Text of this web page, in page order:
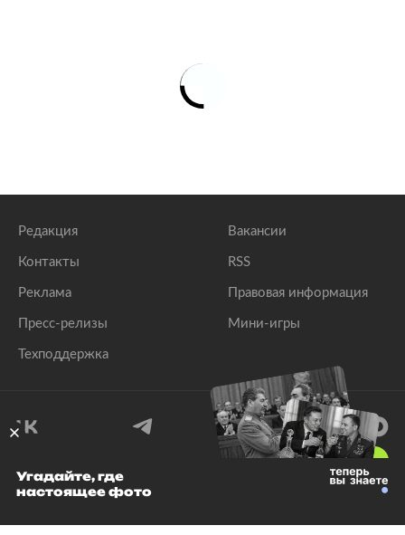
Редакция
Контакты
Реклама
Пресс-релизы
Техподдержка
Вакансии
RSS
Правовая информация
Мини-игры
© 1999–2026 Все права защищены.
Угадайте, где
настоящее фото